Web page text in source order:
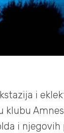
i
klubu
i